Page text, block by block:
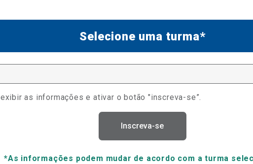
Selecione uma turma*
exibir as informações e ativar o botão "inscreva-se”.
Inscreva-se
*As informações podem mudar de acordo com a turma